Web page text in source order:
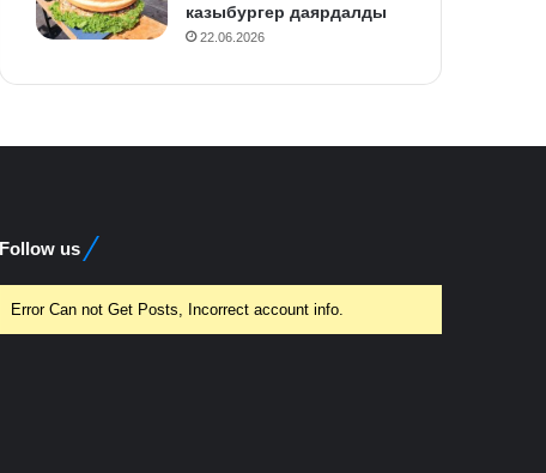
казыбургер даярдалды
22.06.2026
Follow us
Error Can not Get Posts, Incorrect account info.